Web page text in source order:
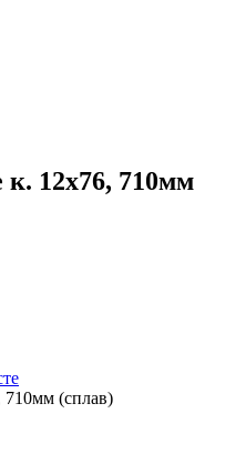
12х76, 710мм
710мм (сплав)